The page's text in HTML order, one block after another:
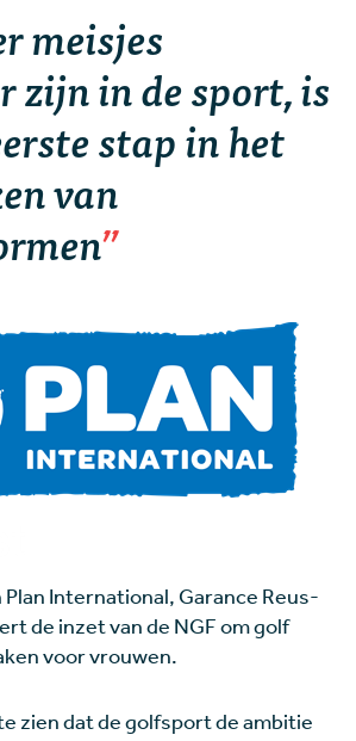
meisjes
zijn in de sport, is
stap in het
van
International, Garance Reus-
de inzet van de NGF om golf
voor vrouwen.
zien dat de golfsport de ambitie